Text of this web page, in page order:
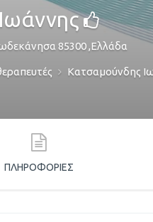
85300,Ελλάδα
Κατσαμούνδης
ΠΛΗΡΟΦΟΡΊΕΣ